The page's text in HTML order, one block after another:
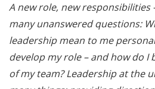
Sports and Cultural
festival „Dies
Academicus“
CampusPost: Kaffee-
und Berufswahl (in
A new role, new responsibilities
many unanswered questions:
leadership mean to me
develop my role – and how do
of my team? Leadership at the